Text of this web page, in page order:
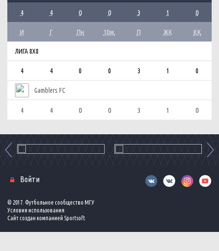
4 4 0 0 3 1 0
И Г Пн 10м. П ЖК КК
ЛИГА 8Х8
4 4 0 0 3 1 0
Gamblers FC
4 4 0 0 3 1 0
© 2017. Футбольное сообщество МГУ
Условия использования
Сайт создан компанией Sportsoft
Войти